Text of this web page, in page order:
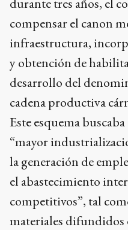
compensar el canon
infraestructura,
y obtención de
desarrollo del
cadena productiva
Este esquema
“mayor
la generación de
el abastecimiento
competitivos”, tal
materiales difundidos